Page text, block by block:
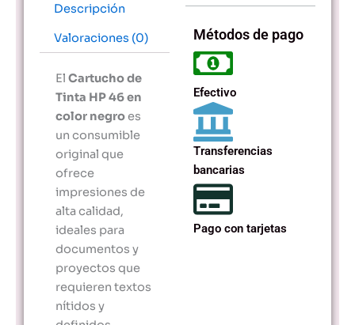
Descripción
Valoraciones (0)
El Cartucho de
Tinta HP 46 en
color negroes
un consumible
original que
ofrece
impresiones de
alta calidad,
ideales para
documentos y
proyectos que
requieren textos
nítidos y
Métodos de pago
Efectivo
Transferencias
bancarias
Pago con tarjetas